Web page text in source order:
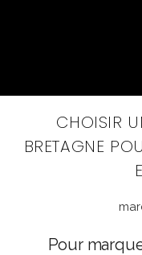
CHOISIR
BRETAGNE
Pour